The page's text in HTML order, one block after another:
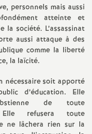
n
d
d
e
g
personnels mais aussi
atteinte et
la société. L’assassinat
aussi attaque à des
comme la liberté
la laïcité.
nécessaire soit apporté
d’éducation. Elle
de toute
Elle refusera toute
ne lâchera rien sur la